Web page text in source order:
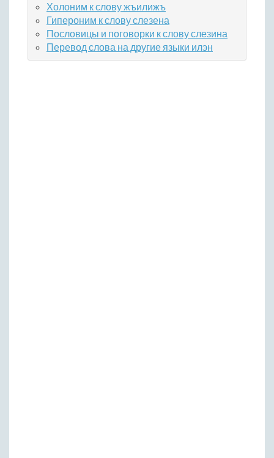
Холоним к слову жъилижъ
Гипероним к слову слезена
Пословицы и поговорки к слову слезина
Перевод слова на другие языки илэн